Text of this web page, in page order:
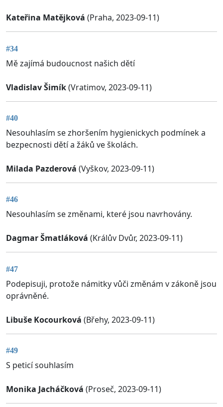
Kateřina Matějková (Praha, 2023-09-11)
#34
Mě zajímá budoucnost našich dětí
Vladislav Šimík(Vratimov, 2023-09-11)
#40
Nesouhlasím se zhoršením hygienickych podmínek a
bezpecnosti dětí a žáků ve školách.
Milada Pazderová (Vyškov, 2023-09-11)
#46
Nesouhlasím se změnami, které jsou navrhovány.
Dagmar Šmatláková (Králův Dvůr, 2023-09-11)
#47
Podepisuji, protože námitky vůči změnám v zákoně jsou
oprávněné.
Libuše Kocourková (Břehy, 2023-09-11)
#49
S peticí souhlasím
Monika Jacháčková (Proseč, 2023-09-11)